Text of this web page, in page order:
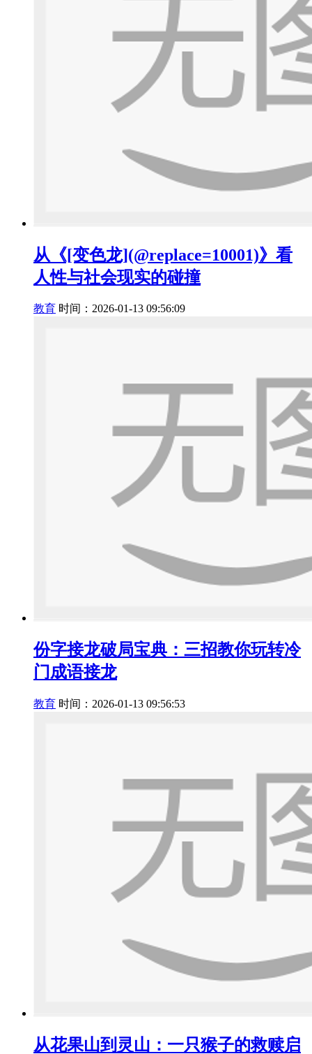
从《[变色龙](@replace=10001)》看
人性与社会现实的碰撞
教育 时间：2026-01-13 09:56:09
份字接龙破局宝典：三招教你玩转冷
门成语接龙
教育 时间：2026-01-13 09:56:53
从花果山到灵山：一只猴子的救赎启